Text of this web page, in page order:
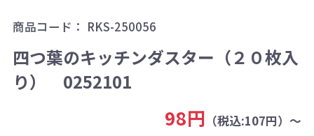
商品コード： RKS-250056
四つ葉のキッチンダスター（２０枚入
り） 0252101
98円 （税込:107円）～